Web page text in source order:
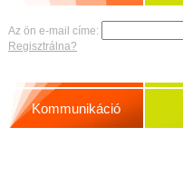
Az ön e-mail címe:
Regisztrálna?
Kommunikáció